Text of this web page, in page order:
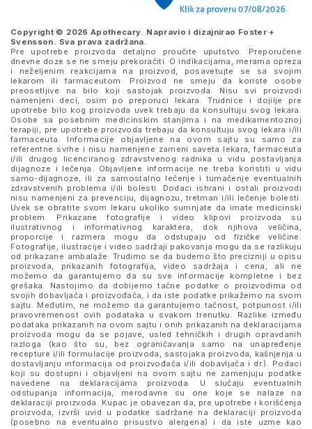
Copyright © 2026 Apothecary. Napravio i dizajnirao Foster +
Svensson. Sva prava zadržana.
Pre upotrebe proizvoda detaljno proučite uputstvo. Preporučene
dnevne doze se ne smeju prekoračiti. O indikacijama, merama opreza
i neželjenim reakcijama na proizvod, posavetujte se sa svojim
lekarom ili farmaceutom. Proizvod ne smeju da koriste osobe
preosetljive na bilo koji sastojak proizvoda. Nisu svi proizvodi
namenjeni deci, osim po preporuci lekara. Trudnice i dojilje pre
upotrebe bilo kog proizvoda uvek trebaju da konsultuju svog lekara.
Osobe sa posebnim medicinskim stanjima i na medikamentoznoj
terapiji, pre upotrebe proizvoda trebaju da konsultuju svog lekara i/ili
farmaceuta. Informacije objavljene na ovom sajtu su samo za
referentne svrhe i nisu namenjene zameni saveta lekara, farmaceuta
i/ili drugog licenciranog zdravstvenog radnika u vidu postavljanja
dijagnoze i lečenja. Objavljene informacije ne treba koristiti u vidu
samo-dijagnoze, ili za samostalno lečenje i tumačenje eventualnih
zdravstvenih problema i/ili bolesti. Dodaci ishrani i ostali proizvodi
nisu namenjeni za prevenciju, dijagnozu, tretman i/ili lečenje bolesti.
Uvek se obratite svom lekaru ukoliko sumnjate da imate medicinski
problem. Prikazane fotografije i video klipovi proizvoda su
ilustrativnog i informativnog karaktera, dok njihova veličina,
proporcije i razmera mogu da odstupaju od fizičke veličine.
Fotografije, ilustracije i video sadržaji pakovanja mogu da se razlikuju
od prikazane ambalaže. Trudimo se da budemo što precizniji u opisu
proizvoda, prikazanih fotografija, video sadržaja i cena, ali ne
možemo da garantujemo da su sve informacije kompletne i bez
grešaka. Nastojimo da dobijemo tačne podatke o proizvodima od
svojih dobavljača i proizvođača, i da iste podatke prikažemo na svom
sajtu. Međutim, ne možemo da garantujemo tačnost, potpunost i/ili
pravovremenost ovih podataka u svakom trenutku. Razlike između
podataka prikazanih na ovom sajtu i onih prikazanih na deklaracijama
proizvoda mogu da se pojave, usled tehničkih i drugih opravdanih
razloga (kao što su, bez ograničavanja samo na unapređenje
recepture i/ili formulacije proizvoda, sastojaka proizvoda, kašnjenja u
dostavljanju informacija od proizvođača i/ili dobavljača i dr.). Podaci
koji su dostupni i objavljeni na ovom sajtu ne zamenjuju podatke
navedene na deklaracijama proizvoda. U slučaju eventualnih
odstupanja informacija, merodavne su one koje se nalaze na
deklaraciji proizvoda. Kupac je obavezan da, pre upotrebe i korišćenja
proizvoda, izvrši uvid u podatke sadržane na deklaraciji proizvoda
(posebno na eventualno prisustvo alergena) i da iste uzme kao